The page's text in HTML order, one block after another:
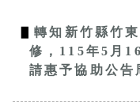
▋轉知新竹縣竹
修，115年5月
請惠予協助公告